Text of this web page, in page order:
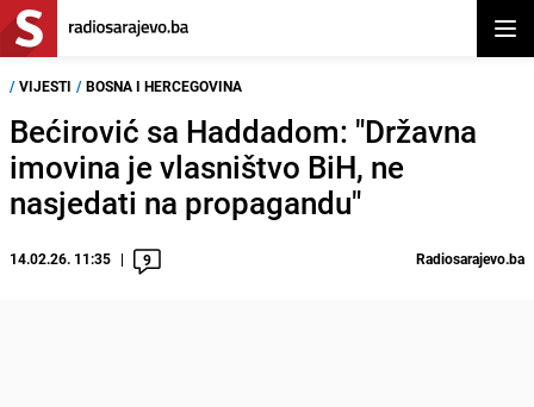
/ VIJESTI / BOSNA I HERCEGOVINA
Bećirović sa Haddadom: "Državna
imovina je vlasništvo BiH, ne
nasjedati na propagandu"
14.02.26. 11:35 9 Radiosarajevo.ba